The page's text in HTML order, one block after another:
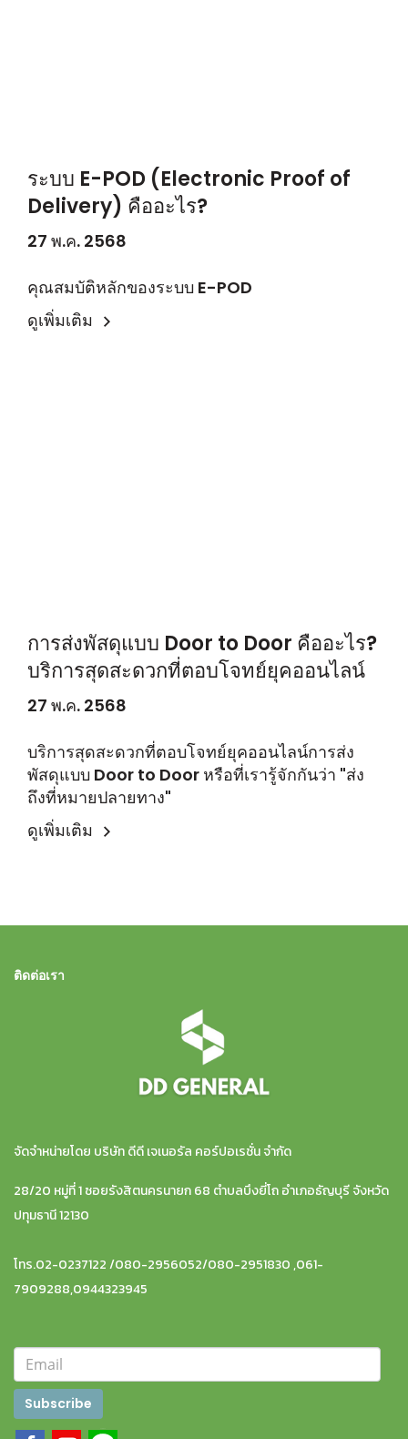
ระบบ E-POD (Electronic Proof of
Delivery) คืออะไร?
27 พ.ค. 2568
คุณสมบัติหลักของระบบ E-POD
ดูเพิ่มเติม
การส่งพัสดุแบบ Door to Door คืออะไร?
บริการสุดสะดวกที่ตอบโจทย์ยุคออนไลน์
27 พ.ค. 2568
บริการสุดสะดวกที่ตอบโจทย์ยุคออนไลน์การส่ง
พัสดุแบบ Door to Door หรือที่เรารู้จักกันว่า "ส่ง
ถึงที่หมายปลายทาง"
ดูเพิ่มเติม
ติดต่อเรา
จัดจำหน่ายโดย บริษัท ดีดี เจเนอรัล คอร์ปอเรชั่น จำกัด
28/20 หมู่ที่ 1 ซอยรังสิตนครนายก 68 ตำบลบึงยี่โถ อำเภอธัญบุรี จังหวัด
ปทุมธานี 12130
โทร.02-0237122 /080-2956052/080-2951830 ,061-
7909288,0944323945
Subscribe